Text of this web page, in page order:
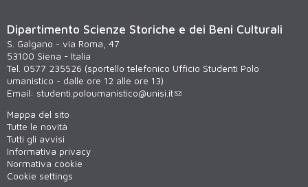
Dipartimento Scienze Storiche e dei Beni Culturali
S. Galgano - via Roma, 47
53100 Siena - Italia
Tel. 0577 235526 (sportello telefonico Ufficio Studenti Polo
umanistico - dalle ore 12 alle ore 13)
Email: studenti.poloumanistico@unisi.it
Mappa del sito
Tutte le novità
Tutti gli avvisi
Informativa privacy
Normativa cookie
Cookie settings